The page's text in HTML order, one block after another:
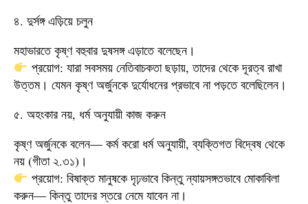
৪. দুর্সঙ্গ এড়িয়ে চলুন
মহাভারতে কৃষ্ণ বহুবার দুষসঙ্গ এড়াতে বলেছেন।
প্রয়োগ: যারা সবসময় নেতিবাচকতা ছড়ায়, তাদের থেকে দূরত্ব রাখা
উত্তম। যেমন কৃষ্ণ অর্জুনকে দুর্যোধনের প্রভাবে না পড়তে বলেছিলেন।
৫. অহংকার নয়, ধর্ম অনুযায়ী কাজ করুন
কৃষ্ণ অর্জুনকে বলেন— কর্ম করো ধর্ম অনুযায়ী, ব্যক্তিগত বিদ্বেষ থেকে
নয় (গীতা ২.৩১)।
প্রয়োগ: বিষাক্ত মানুষকে দৃঢ়ভাবে কিন্তু ন্যায়সঙ্গতভাবে মোকাবিলা
করুন— কিন্তু তাদের স্তরে নেমে যাবেন না।